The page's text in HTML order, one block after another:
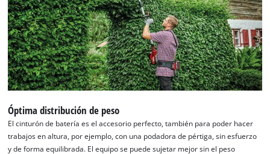
Óptima distribución de peso
El cinturón de batería es el accesorio perfecto, también para poder hacer
trabajos en altura, por ejemplo, con una podadora de pértiga, sin esfuerzo
y de forma equilibrada. El equipo se puede sujetar mejor sin el peso